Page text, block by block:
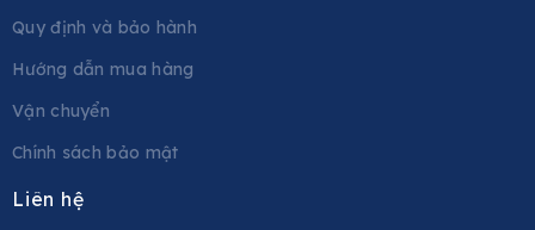
Quy định và bảo hành
Hướng dẫn mua hàng
Vận chuyển
Chính sách bảo mật
Liên hệ